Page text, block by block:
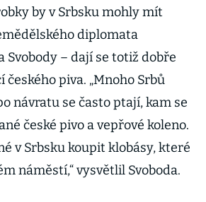
říká diplomat
by v Srbsku mohly mít
diplomata
Svobody – dají se totiž dobře
piva. „Mnoho Srbů
návratu se často ptají, kam se
české pivo a vepřové koleno.
v Srbsku koupit klobásy, které
náměstí,“ vysvětlil Svoboda.